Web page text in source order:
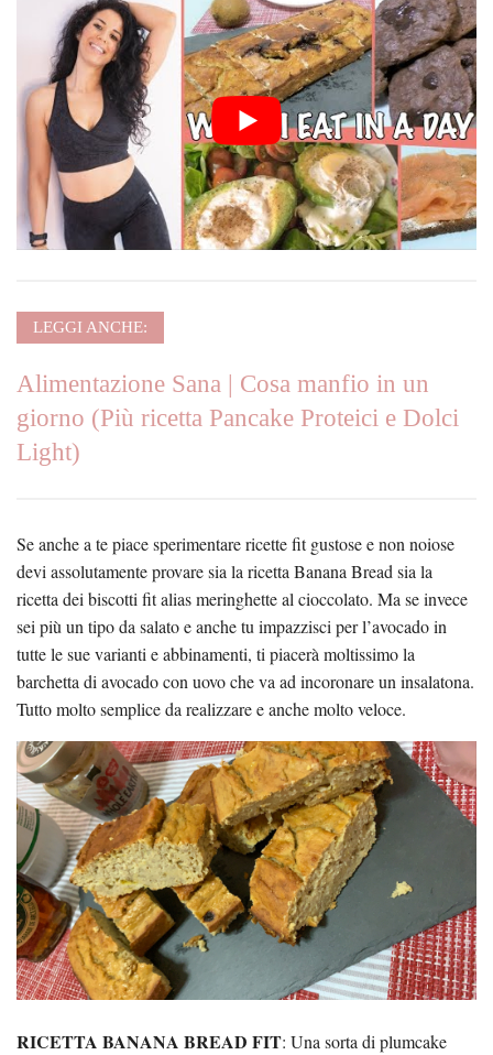
LEGGI ANCHE:
Alimentazione Sana | Cosa manfio in un
giorno (Più ricetta Pancake Proteici e Dolci
Light)
Se anche a te piace sperimentare ricette fit gustose e non noiose
devi assolutamente provare sia la ricetta Banana Bread sia la
ricetta dei biscotti fit alias meringhette al cioccolato. Ma se invece
sei più un tipo da salato e anche tu impazzisci per l’avocado in
tutte le sue varianti e abbinamenti, ti piacerà moltissimo la
barchetta di avocado con uovo che va ad incoronare un insalatona.
Tutto molto semplice da realizzare e anche molto veloce.
RICETTA BANANA BREAD FIT: Una sorta di plumcake